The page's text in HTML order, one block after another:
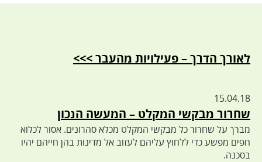
לאורך הדרך – פעילויות מהעבר >>>
15.04.18
שחרור מבקשי המקלט – המעשה הנכון
מברך על שחרור כל מבקשי המקלט מכלא סהרונים. אסור לכלוא
חפים מפשע כדי ללחוץ עליהם לעזוב אל מדינות בהן חייהם יהיו
בסכנה.